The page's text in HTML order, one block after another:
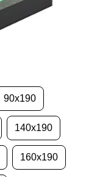
90х190
140х190
160х190